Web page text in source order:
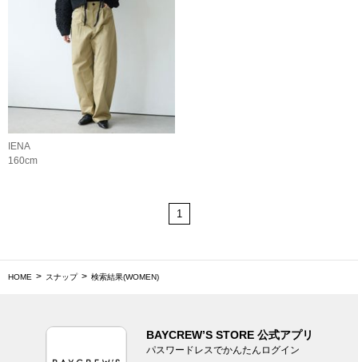
IENA
160cm
1
HOME スナップ 検索結果(WOMEN)
BAYCREW’S STORE 公式アプリ
パスワードレスでかんたんログイン